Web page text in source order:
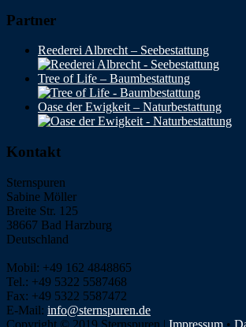
Partner
Reederei Albrecht – Seebestattung
Tree of Life – Baumbestattung
Oase der Ewigkeit – Naturbestattung
Kontakt
Sternspuren
Sabine Möller
Breite Str. 125
38667 Bad Harzburg
Deutschland
Mobil: +49 162 4848865
Tel.: +49 5322 5587468
Fax: +49 5322 5587472
E-Mail: info@sternspuren.de
Copyright © 2019 Sternspuren | Impressum •